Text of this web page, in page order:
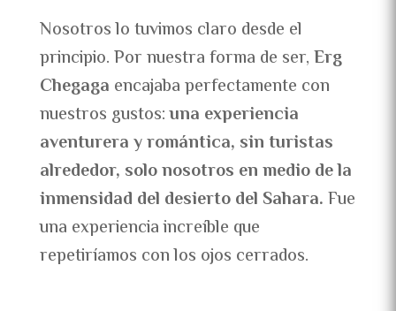
Nosotros lo tuvimos claro desde el
principio. Por nuestra forma de ser,Erg
Chegaga encajaba perfectamente con
nuestros gustos:una experiencia
aventurera y romántica, sin turistas
alrededor, solo nosotros en medio de la
inmensidad del desierto del Sahara.Fue
una experiencia increíble que
repetiríamos con los ojos cerrados.